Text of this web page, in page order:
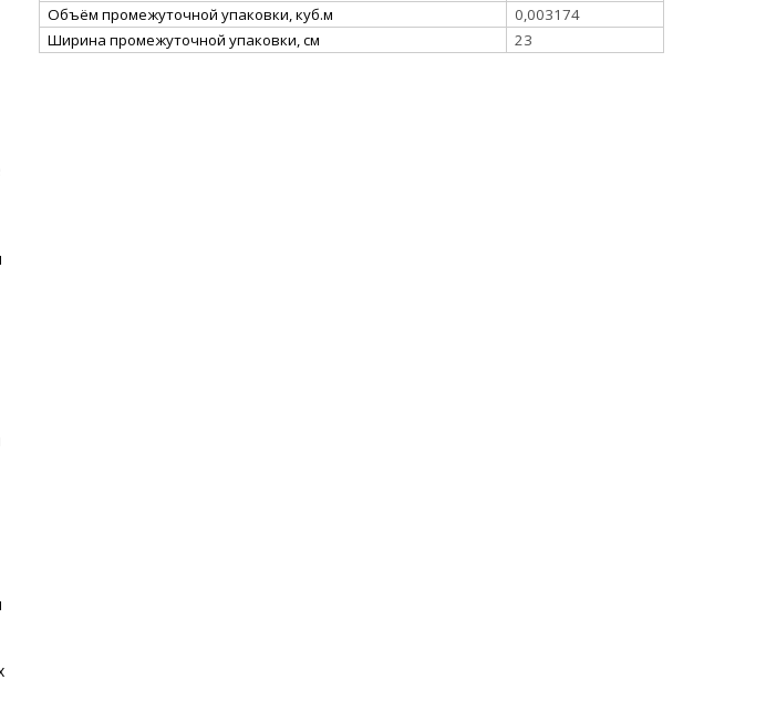
Объём промежуточной упаковки, куб.м
0,003174
Ширина промежуточной упаковки, см
23